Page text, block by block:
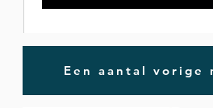
Een aantal vorige